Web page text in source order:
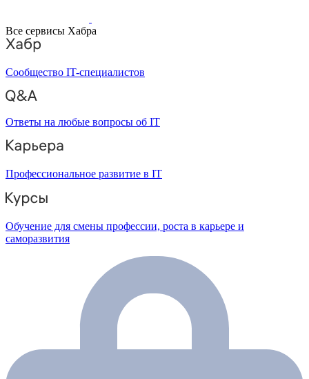
Все сервисы Хабра
Сообщество IT-специалистов
Ответы на любые вопросы об IT
Профессиональное развитие в IT
Обучение для смены профессии, роста в карьере и
саморазвития